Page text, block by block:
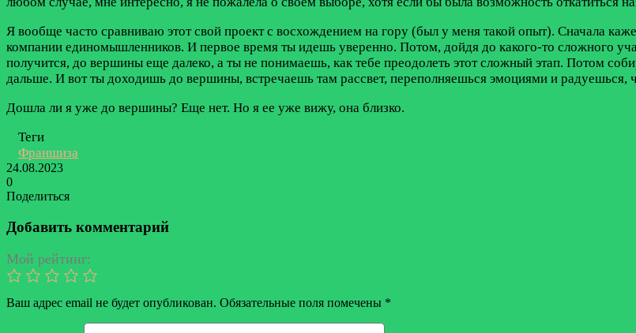
Я вообще часто сравниваю этот свой проект с восхождением на гору (был у меня такой опыт). Сначала
компании единомышленников. И первое время ты идешь уверенно. Потом, дойдя до какого-то сложного
получится, до вершины еще далеко, а ты не понимаешь, как тебе преодолеть этот сложный этап. Потом
дальше. И вот ты доходишь до вершины, встречаешь там рассвет, переполняешься эмоциями и радуешься,
Дошла ли я уже до вершины? Еще нет. Но я ее уже вижу, она близко.
Теги
Франшиза
24.08.2023
0
Поделиться
через
электронную
почту
Добавить комментарий
Мой рейтинг:
Ваш адрес email не будет опубликован. Обязательные поля помечены *